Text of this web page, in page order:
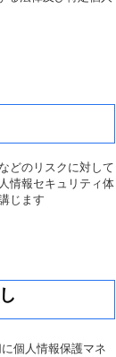
どのリスクに対して
情報セキュリティ体
じます
個人情報保護マネ